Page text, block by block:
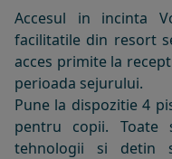
Accesul in incinta
facilitatile din resort
acces primite la
perioada sejurului.
Pune la dispozitie 4
pentru copii.
tehnologii si detin